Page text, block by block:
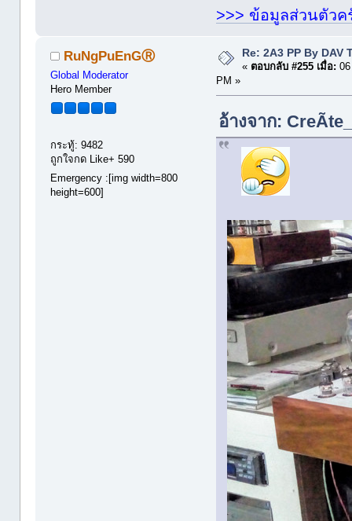
>>> ข้อมูลส่วนตัวค
RuNgPuEnGⓇ
Global Moderator
Hero Member
กระทู้: 9482
ถูกใจกด Like+ 590
Emergency :[img width=800
height=600]
Re: 2A3 PP By DAV
« ตอบกลับ #255 เมื่อ:
PM »
อ้างจาก: